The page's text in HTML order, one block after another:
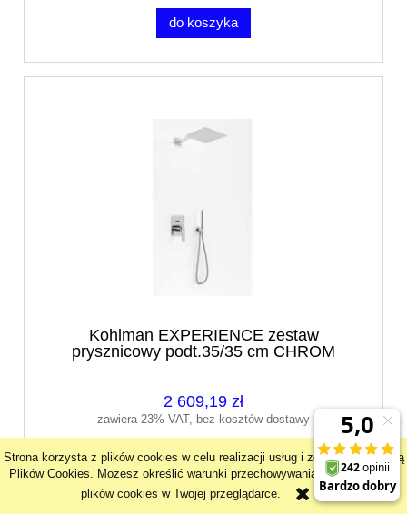
Strona korzysta z plików cookies w celu realizacji usług i zgodnie z Polityką
Plików Cookies. Możesz określić warunki przechowywania lub dostępu do
plików cookies w Twojej przeglądarce.
do koszyka
Kohlman EXPERIENCE zestaw
prysznicowy podt.35/35 cm CHROM
2 609,19 zł
zawiera 23% VAT, bez kosztów dostawy
do koszyka